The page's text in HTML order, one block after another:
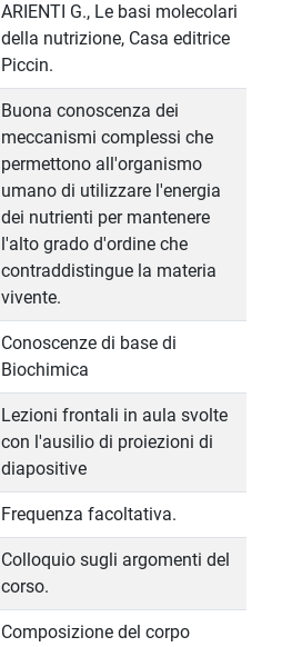
ARIENTI G., Le basi molecolari
della nutrizione, Casa editrice
Piccin.
Buona conoscenza dei
meccanismi complessi che
permettono all'organismo
umano di utilizzare l'energia
dei nutrienti per mantenere
l'alto grado d'ordine che
contraddistingue la materia
vivente.
Conoscenze di base di
Biochimica
Lezioni frontali in aula svolte
con l'ausilio di proiezioni di
diapositive
Frequenza facoltativa.
Colloquio sugli argomenti del
corso.
Composizione del corpo